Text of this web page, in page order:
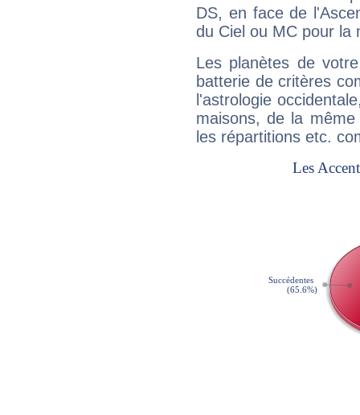
DS, en face de
du Ciel ou MC pour la
Les planètes de
batterie de critères
l'astrologie
maisons, de la
les répartitions etc.